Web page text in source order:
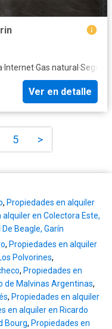
· Internet·Gas natural ·
Ver en detalle
5 >
, Propiedades en alquiler
alquiler en Colectora Este,
Beagle, Garín
, Propiedades en alquiler
Polvorines,
, Propiedades en
de Malvinas Argentinas,
, Propiedades en alquiler
en alquiler en Ricardo
Bourg, Propiedades en